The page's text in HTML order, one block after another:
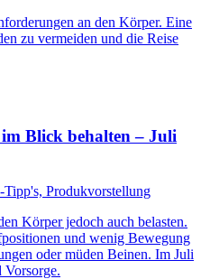
an den Körper. Eine
zu vermeiden und die Reise
Blick behalten – Juli
Tipp's, Produkvorstellung
Körper jedoch auch belasten.
und wenig Bewegung
oder müden Beinen. Im Juli